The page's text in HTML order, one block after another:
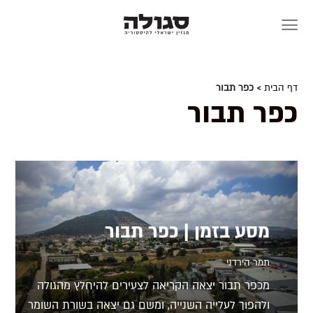
דף הבית > כפר תבור
כפר תבור
מסע בזמן | כפר תבור
תמר הירדני
מכפר תבור יצאה הקריאה לצעירים להיחלץ מהגולה
ולהפוך לעלייה השנייה, ומשם גם יצאה בשורת השומר